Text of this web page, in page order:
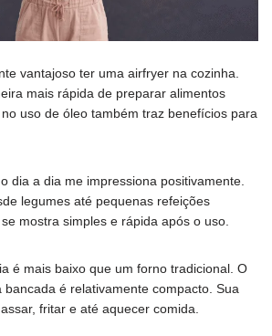
vantajoso ter uma airfryer na cozinha.
mais rápida de preparar alimentos
uso de óleo também traz benefícios para
dia a dia me impressiona positivamente.
legumes até pequenas refeições
mostra simples e rápida após o uso.
é mais baixo que um forno tradicional. O
bancada é relativamente compacto. Sua
fritar e até aquecer comida.